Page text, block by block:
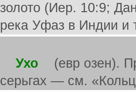
золото (Иер. 10:9;
река Уфаз в Индии и
Ухо (евр озен).
серьгах — см.